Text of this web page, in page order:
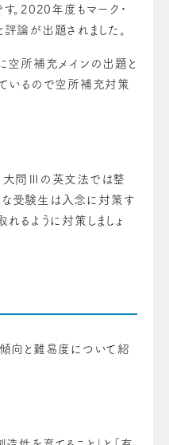
。2020年度もマーク・
論が出題されました。
所補充メインの出題と
いるので空所補充対策
大問Ⅲの英文法では整
受験生は入念に対策す
るように対策しましょ
向と難易度について紹